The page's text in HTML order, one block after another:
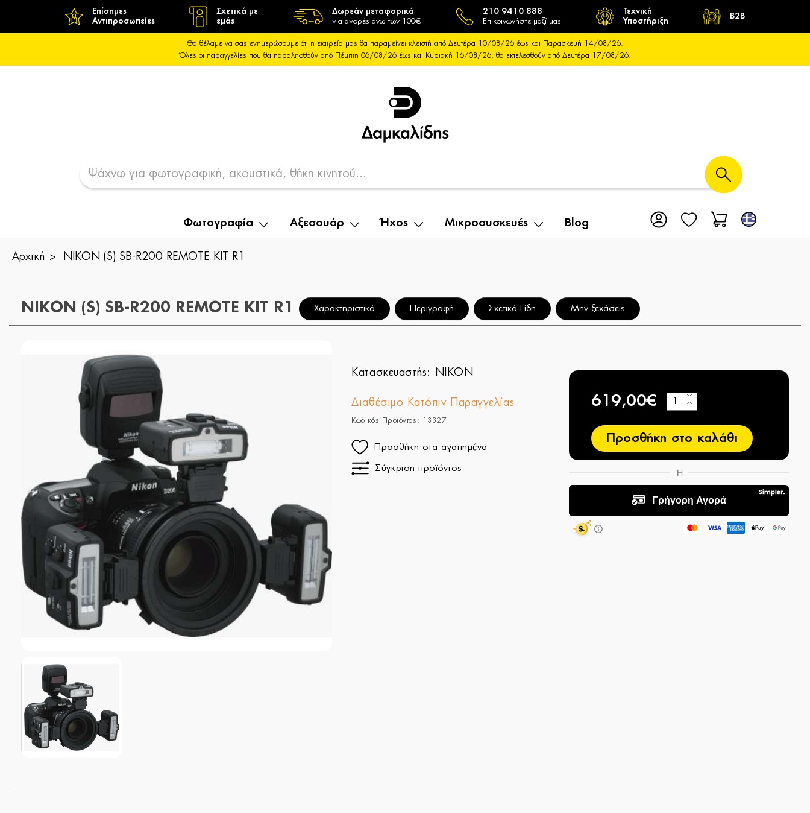
Επίσημες
Αντιπροσωπείες
Σχετικά με
εμάς
Δωρεάν μεταφορικά
για αγορές άνω των 100€
210 9410 888
Επικοινωνήστε μαζί μας
Τεχνική
Υποστήριξη
B2B
Θα θέλαμε να σας ενημερώσουμε ότι η εταιρεία μας θα παραμείνει κλειστή από Δευτέρα 10/08/26 έως και Παρασκευή 14/08/26.
Όλες οι παραγγελίες που θα παραληφθούν από Πέμπτη 06/08/26 έως και Κυριακή 16/08/26, θα εκτελεσθούν από Δευτέρα 17/08/26.
Φωτογραφία Αξεσουάρ Ήχος Μικροσυσκευές Blog
Αρχική NIKON (S) SB-R200 REMOTE KIT R1
NIKON (S) SB-R200 REMOTE KIT R1 Χαρακτηριστικά Περιγραφή Σχετικά Είδη Μην ξεχάσεις
Κατασκευαστής: NIKON
Διαθέσιμο Κατόπιν Παραγγελίας
Κωδικός Προϊόντος: 13327
Προσθήκη στα αγαπημένα
Σύγκριση προϊόντος
619,00€ −
+
Προσθήκη στο καλάθι